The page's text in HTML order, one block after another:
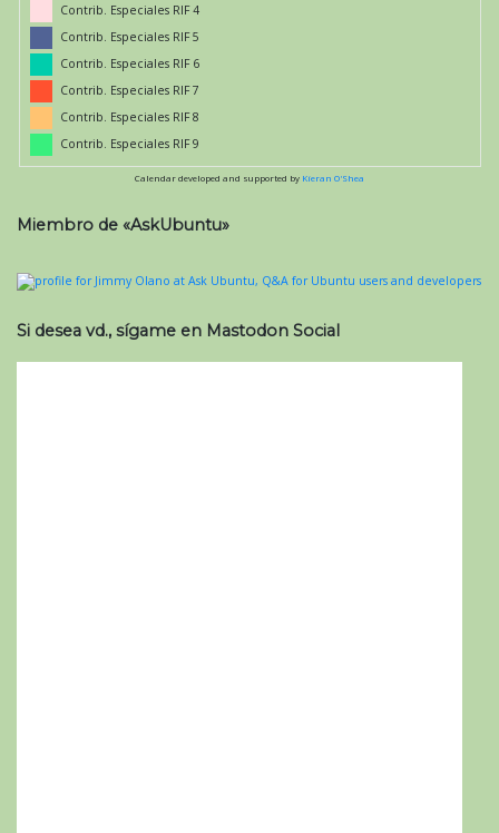
Contrib. Especiales RIF 4
Contrib. Especiales RIF 5
Contrib. Especiales RIF 6
Contrib. Especiales RIF 7
Contrib. Especiales RIF 8
Contrib. Especiales RIF 9
Calendar developed and supported by Kieran O'Shea
Miembro de «AskUbuntu»
Si desea vd., sígame en Mastodon Social